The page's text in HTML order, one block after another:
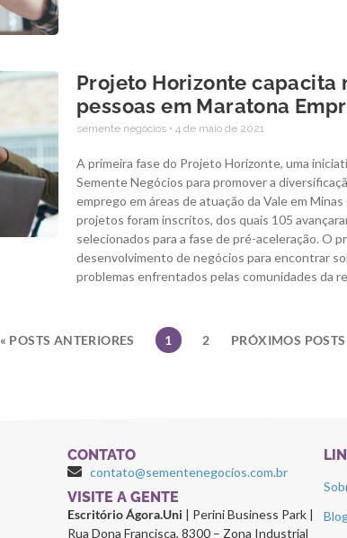
Projeto Horizonte capacita
pessoas em Maratona
semente negócios 4 de maio de 2021
A primeira fase do Projeto Horizonte, uma
Semente Negócios para promover a
emprego em áreas de atuação da Vale em
projetos foram inscritos, dos quais 105
selecionados para a fase de pré-aceleração. O
desenvolvimento de negócios para encontrar
problemas enfrentados pelas comunidades da
« POSTS ANTERIORES 1 2 PRÓXIMOS POSTS
CONTATO
contato@sementenegocios.com.br
⁠VISITE A GENTE
Escritório Ágora.Uni | Perini Business Park |
Rua Dona Francisca, 8300 – Zona Industrial